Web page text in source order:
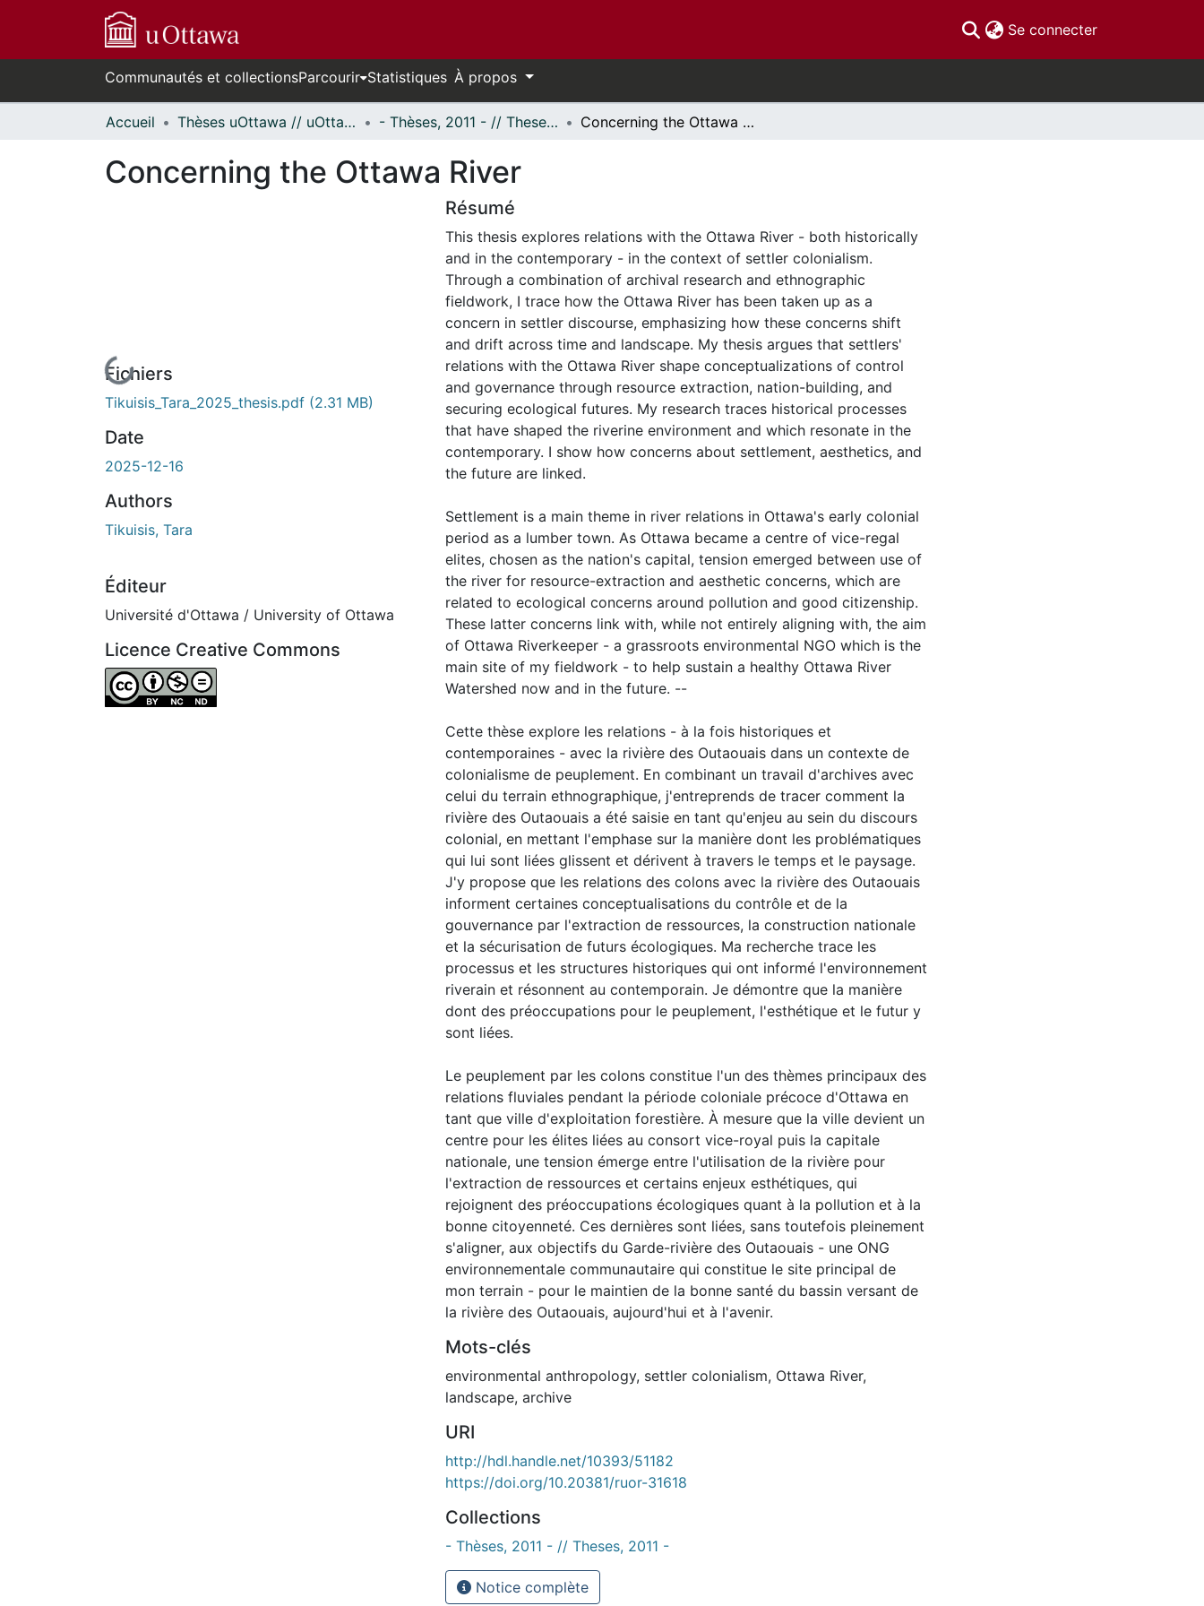
Se connecter(current)
Communautés et collectionsParcourir Statistiques À propos
Accueil Thèses uOttawa // uOttawa Theses - Thèses, 2011 - // Theses, 2011 - Concerning the Ottawa River
Concerning the Ottawa River
de chargement...Fichiers
Tikuisis_Tara_2025_thesis.pdf (2.31 MB)
Date
2025-12-16
Authors
Tikuisis, Tara
Éditeur
Université d'Ottawa / University of Ottawa
Licence Creative Commons
Attribution-NonCommercial-NoDerivatives 4.0 International
Résumé
This thesis explores relations with the Ottawa River - both historically
and in the contemporary - in the context of settler colonialism.
Through a combination of archival research and ethnographic
fieldwork, I trace how the Ottawa River has been taken up as a
concern in settler discourse, emphasizing how these concerns shift
and drift across time and landscape. My thesis argues that settlers'
relations with the Ottawa River shape conceptualizations of control
and governance through resource extraction, nation-building, and
securing ecological futures. My research traces historical processes
that have shaped the riverine environment and which resonate in the
contemporary. I show how concerns about settlement, aesthetics, and
the future are linked.
Settlement is a main theme in river relations in Ottawa's early colonial
period as a lumber town. As Ottawa became a centre of vice-regal
elites, chosen as the nation's capital, tension emerged between use of
the river for resource-extraction and aesthetic concerns, which are
related to ecological concerns around pollution and good citizenship.
These latter concerns link with, while not entirely aligning with, the aim
of Ottawa Riverkeeper - a grassroots environmental NGO which is the
main site of my fieldwork - to help sustain a healthy Ottawa River
Watershed now and in the future. --
Cette thèse explore les relations - à la fois historiques et
contemporaines - avec la rivière des Outaouais dans un contexte de
colonialisme de peuplement. En combinant un travail d'archives avec
celui du terrain ethnographique, j'entreprends de tracer comment la
rivière des Outaouais a été saisie en tant qu'enjeu au sein du discours
colonial, en mettant l'emphase sur la manière dont les problématiques
qui lui sont liées glissent et dérivent à travers le temps et le paysage.
J'y propose que les relations des colons avec la rivière des Outaouais
informent certaines conceptualisations du contrôle et de la
gouvernance par l'extraction de ressources, la construction nationale
et la sécurisation de futurs écologiques. Ma recherche trace les
processus et les structures historiques qui ont informé l'environnement
riverain et résonnent au contemporain. Je démontre que la manière
dont des préoccupations pour le peuplement, l'esthétique et le futur y
sont liées.
Le peuplement par les colons constitue l'un des thèmes principaux des
relations fluviales pendant la période coloniale précoce d'Ottawa en
tant que ville d'exploitation forestière. À mesure que la ville devient un
centre pour les élites liées au consort vice-royal puis la capitale
nationale, une tension émerge entre l'utilisation de la rivière pour
l'extraction de ressources et certains enjeux esthétiques, qui
rejoignent des préoccupations écologiques quant à la pollution et à la
bonne citoyenneté. Ces dernières sont liées, sans toutefois pleinement
s'aligner, aux objectifs du Garde-rivière des Outaouais - une ONG
environnementale communautaire qui constitue le site principal de
mon terrain - pour le maintien de la bonne santé du bassin versant de
la rivière des Outaouais, aujourd'hui et à l'avenir.
Mots-clés
environmental anthropology, settler colonialism, Ottawa River,
landscape, archive
URI
http://hdl.handle.net/10393/51182
https://doi.org/10.20381/ruor-31618
Collections
- Thèses, 2011 - // Theses, 2011 -
Notice complète